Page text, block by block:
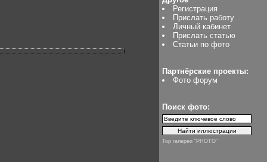
Регистрация
Прислать работу
Личный кабинет
Прислать статью
Статьи по фото
Партнёрские проекты:
Фото форум
Поиск фото:
Top галереи "PHOTO"